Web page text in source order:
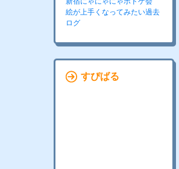
絵が上手くなってみたい過去
ログ
すぴばる